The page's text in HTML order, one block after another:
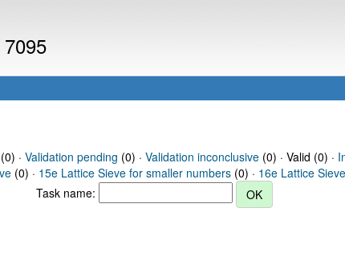
· Validation pending (0) · Validation inconclusive(0) · Valid (0) ·
(0) · 15e Lattice Sieve for smaller numbers (0) · 16e Lattice
Task name: